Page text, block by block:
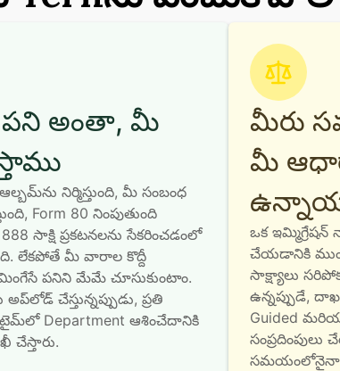
పని అంతా, మీ
మీ సంబంధ
Form 80 నింపుతుంది
సాక్షి ప్రకటనలను సేకరించడంలో
లేకపోతే మీ వారాల కొద్దీ
పనిని మేమే చూసుకుంటాం.
ప్రతి
చేస్తారు.
మీరు
మీ
ఒక
చేయడానికి
సాక్ష్యాలు
ఉన్నప్పుడే,
Guided
సమయంలోనైనా